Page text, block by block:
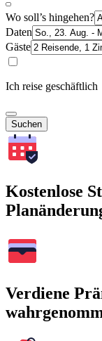
Wo soll’s hingehen?
Daten
Gäste
Ich reise geschäftlich
Suchen
Kostenlose
Verdiene